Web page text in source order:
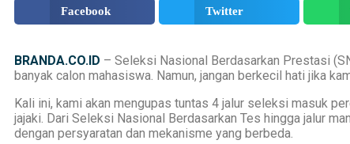
Facebook Twitter
BRANDA.CO.ID – Seleksi Nasional Berdasarkan Prestasi
banyak calon mahasiswa. Namun, jangan berkecil hati jika
Kali ini, kami akan mengupas tuntas 4 jalur seleksi masuk
jajaki. Dari Seleksi Nasional Berdasarkan Tes hingga jalur
dengan persyaratan dan mekanisme yang berbeda.